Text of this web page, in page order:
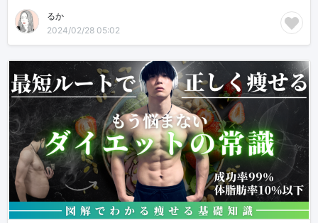
るか
2024/02/28 05:02